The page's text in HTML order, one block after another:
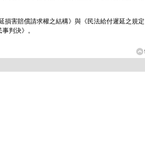
害賠償請求權之結構》與《民法給付遲延之規定
判決》。